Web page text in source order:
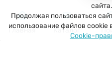
+7(926)907-64-35
сайта.
Продолжая пользоваться
использование файлов cookie
Cookie-
Главная Каталог